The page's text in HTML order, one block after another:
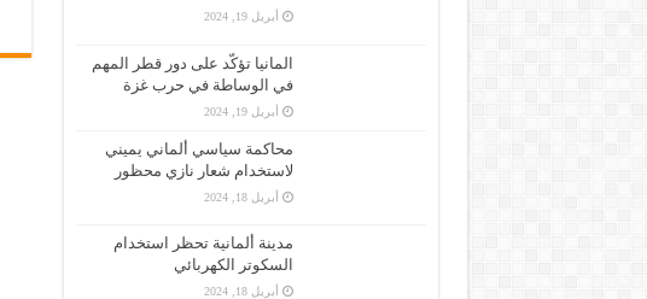
أبريل 19, 2024
المانيا تؤكّد على دور قطر المهم
في الوساطة في حرب غزة
أبريل 19, 2024
محاكمة سياسي ألماني يميني
لاستخدام شعار نازي محظور
أبريل 18, 2024
مدينة ألمانية تحظر استخدام
السكوتر الكهربائي
أبريل 18, 2024